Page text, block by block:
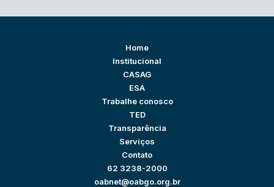
Home
Institucional
CASAG
ESA
Trabalhe conosco
TED
Transparência
Serviços
Contato
62 3238-2000
oabnet@oabgo.org.br